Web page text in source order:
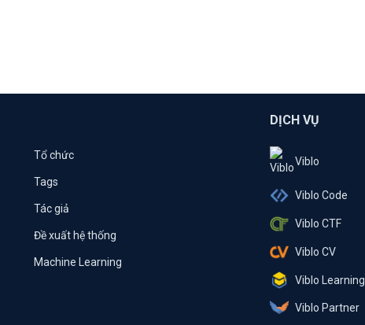
Tổ chức
Tags
Tác giả
Đề xuất hệ thống
Machine Learning
DỊCH VỤ
Viblo
Viblo Code
Viblo CTF
Viblo CV
Viblo Learning
Viblo Partner